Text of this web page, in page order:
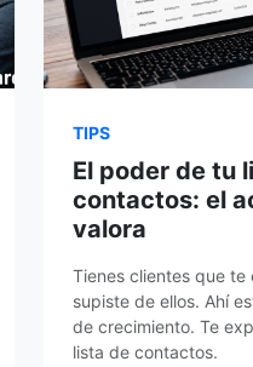
TIPS
El poder de tu
contactos: el
valora
Tienes clientes que
supiste de ellos. Ahí
de crecimiento. Te
lista de contactos.